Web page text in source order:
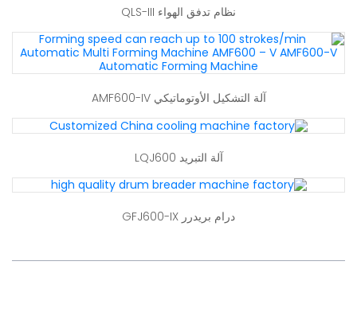
نظام تدفق الهواء QLS-III
آلة التشكيل الأوتوماتيكي AMF600-IV
آلة التبريد LQJ600
درام بريدرر GFJ600-IX